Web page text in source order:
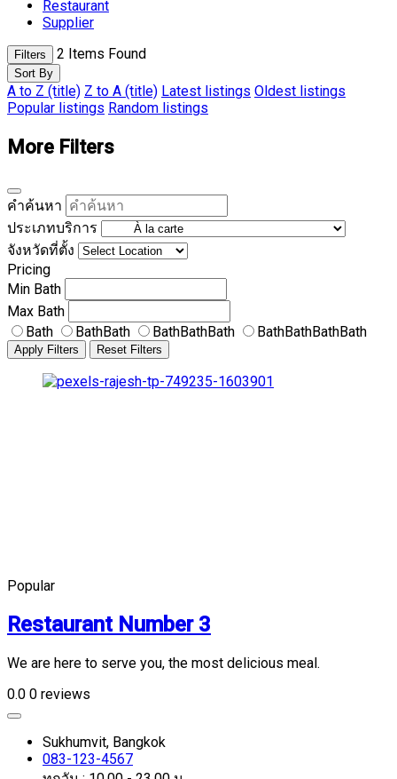
Restaurant
Supplier
Filters 2 Items Found
Sort By
A to Z (title) Z to A (title) Latest listings Oldest listings
Popular listings Random listings
More Filters
คำค้นหา
ประเภทบริการ
จังหวัดที่ตั้ง
Pricing
Min Bath
Max Bath
Bath
BathBath BathBathBath BathBathBathBath
Apply Filters Reset Filters
Popular
Restaurant Number 3
We are here to serve you, the most delicious meal.
0.0 0 reviews
Sukhumvit, Bangkok
083-123-4567